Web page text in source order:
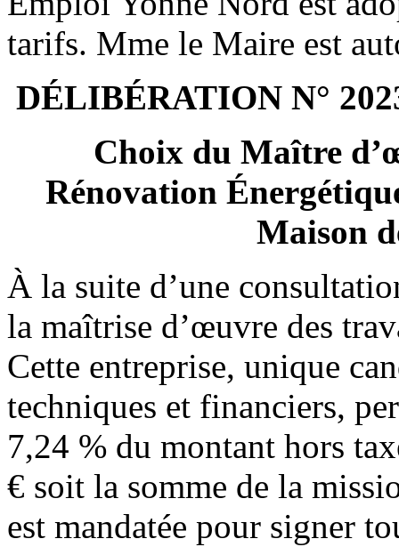
tarifs. Mme le Maire est
DÉLIBÉRATION N°
Choix du Maître
Rénovation
Maison
À la suite d’une
la maîtrise d’œuvre des
Cette entreprise, unique
techniques et financiers,
7,24 % du montant hors
€ soit la somme de la
est mandatée pour signer